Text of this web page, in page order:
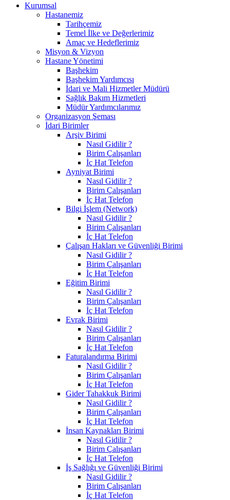
Kurumsal
Hastanemiz
Tarihçemiz
Temel İlke ve Değerlerimiz
Amaç ve Hedeflerimiz
Misyon & Vizyon
Hastane Yönetimi
Başhekim
Başhekim Yardımcısı
İdari ve Mali Hizmetler Müdürü
Sağlık Bakım Hizmetleri
Müdür Yardımcılarımız
Organizasyon Şeması
İdari Birimler
Arşiv Birimi
Nasıl Gidilir ?
Birim Çalışanları
İç Hat Telefon
Ayniyat Birimi
Nasıl Gidilir ?
Birim Çalışanları
İç Hat Telefon
Bilgi İşlem (Network)
Nasıl Gidilir ?
Birim Çalışanları
İç Hat Telefon
Çalışan Hakları ve Güvenliği Birimi
Nasıl Gidilir ?
Birim Çalışanları
İç Hat Telefon
Eğitim Birimi
Nasıl Gidilir ?
Birim Çalışanları
İç Hat Telefon
Evrak Birimi
Nasıl Gidilir ?
Birim Çalışanları
İç Hat Telefon
Faturalandırma Birimi
Nasıl Gidilir ?
Birim Çalışanları
İç Hat Telefon
Gider Tahakkuk Birimi
Nasıl Gidilir ?
Birim Çalışanları
İç Hat Telefon
İnsan Kaynakları Birimi
Nasıl Gidilir ?
Birim Çalışanları
İç Hat Telefon
İş Sağlığı ve Güvenliği Birimi
Nasıl Gidilir ?
Birim Çalışanları
İç Hat Telefon